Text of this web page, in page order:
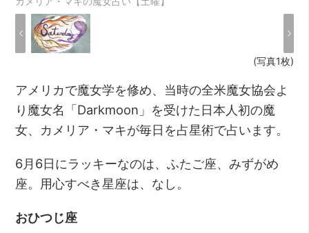
(写真1枚)
アメリカで魔女学を修め、当時の全米魔女協会よ
り魔女名「Darkmoon」を受けた日本人初の魔
女、カメリア・マキが毎日を占星術で占います。
6月6日にラッキーなのは、ふたご座、みずがめ
座。用心すべき星座は、なし。
おひつじ座